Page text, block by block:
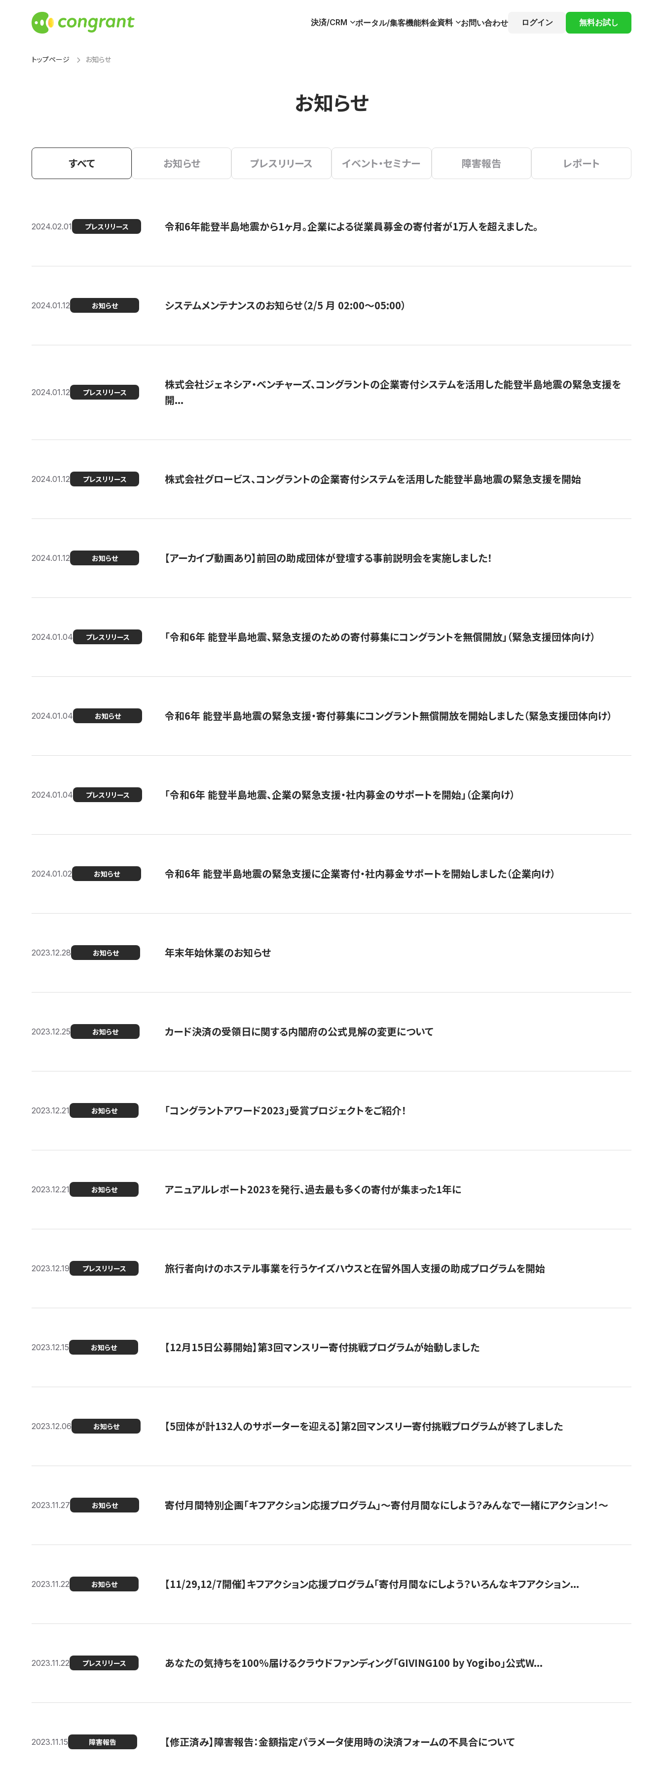
決済/CRM ポータル/集客機能料金資料 お問い合わせ ログイン 無料お試し
トップページ お知らせ
お知らせ
すべて お知らせ プレスリリース イベント・セミナー 障害報告 レポート
2024.02.01 プレスリリース 令和6年能登半島地震から1ヶ月。企業による従業員募金の寄付者が1万人を超えました。
2024.01.12 お知らせ システムメンテナンスのお知らせ（2/5 月 02:00〜05:00）
2024.01.12 プレスリリース
株式会社ジェネシア・ベンチャーズ、コングラントの企業寄付システムを活用した能登半島地震の緊急支援を
開...
2024.01.12 プレスリリース 株式会社グロービス、コングラントの企業寄付システムを活用した能登半島地震の緊急支援を開始
2024.01.12 お知らせ 【アーカイブ動画あり】前回の助成団体が登壇する事前説明会を実施しました！
2024.01.04 プレスリリース 「令和6年 能登半島地震、緊急支援のための寄付募集にコングラントを無償開放」（緊急支援団体向け）
2024.01.04 お知らせ 令和6年 能登半島地震の緊急支援・寄付募集にコングラント無償開放を開始しました（緊急支援団体向け）
2024.01.04 プレスリリース 「令和6年 能登半島地震、企業の緊急支援・社内募金のサポートを開始」（企業向け）
2024.01.02 お知らせ 令和6年 能登半島地震の緊急支援に企業寄付・社内募金サポートを開始しました（企業向け）
2023.12.28 お知らせ 年末年始休業のお知らせ
2023.12.25 お知らせ カード決済の受領日に関する内閣府の公式見解の変更について
2023.12.21 お知らせ 「コングラントアワード2023」受賞プロジェクトをご紹介！
2023.12.21 お知らせ アニュアルレポート2023を発行、過去最も多くの寄付が集まった1年に
2023.12.19 プレスリリース 旅行者向けのホステル事業を行うケイズハウスと在留外国人支援の助成プログラムを開始
2023.12.15 お知らせ 【12月15日公募開始】第3回マンスリー寄付挑戦プログラムが始動しました
2023.12.06 お知らせ 【5団体が計132人のサポーターを迎える】第2回マンスリー寄付挑戦プログラムが終了しました
2023.11.27 お知らせ 寄付月間特別企画「キフアクション応援プログラム」〜寄付月間なにしよう？みんなで一緒にアクション！〜
2023.11.22 お知らせ 【11/29,12/7開催】キフアクション応援プログラム「寄付月間なにしよう？いろんなキフアクション...
2023.11.22 プレスリリース あなたの気持ちを100％届けるクラウドファンディング「GIVING100 by Yogibo」公式W...
2023.11.15 障害報告 【修正済み】障害報告：金額指定パラメータ使用時の決済フォームの不具合について